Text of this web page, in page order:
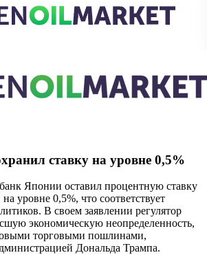
ставку на уровне 0,5%
Японии оставил процентную ставку
уровне 0,5%, что соответствует
В своем заявлении регулятор
экономическую неопределенность,
торговыми пошлинами,
Дональда Трампа.